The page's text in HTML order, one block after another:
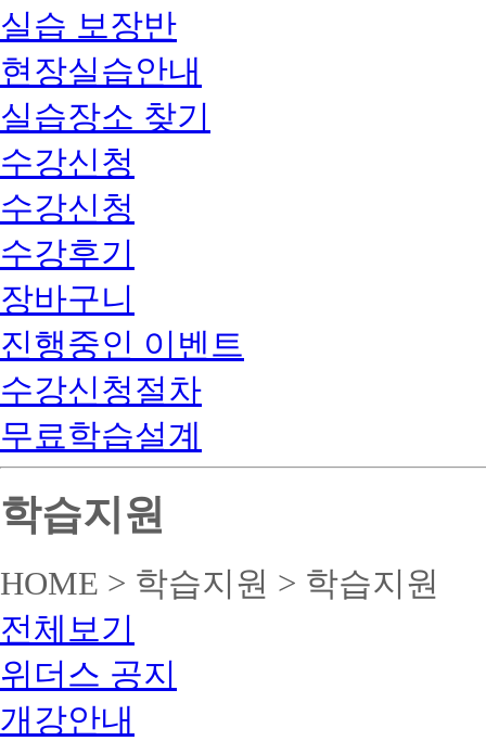
실습 보장반
현장실습안내
실습장소 찾기
수강신청
수강신청
수강후기
장바구니
진행중인 이벤트
수강신청절차
무료학습설계
학습지원
HOME > 학습지원 > 학습지원
전체보기
위더스 공지
개강안내